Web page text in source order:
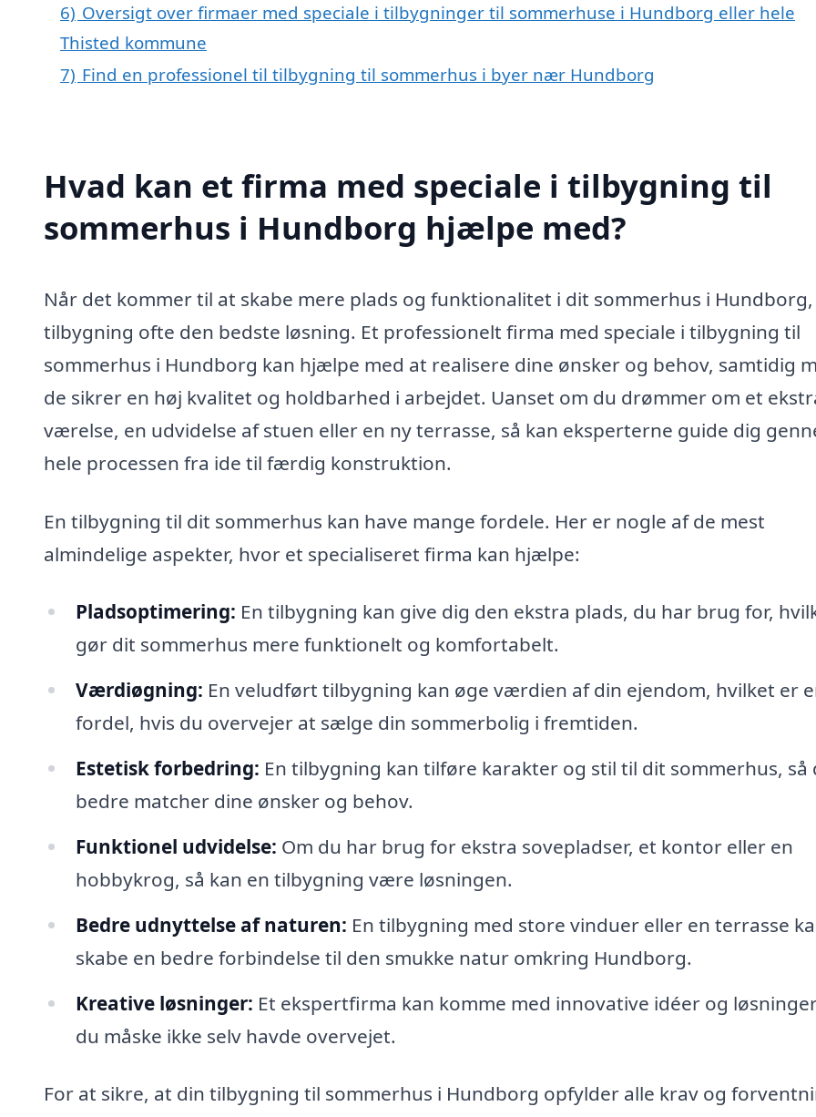
6) Oversigt over firmaer med speciale i tilbygninger til sommerhuse i Hundborg eller hele
Thisted kommune
7) Find en professionel til tilbygning til sommerhus i byer nær Hundborg
Hvad kan et firma med speciale i tilbygning til
sommerhus i Hundborg hjælpe med?
Når det kommer til at skabe mere plads og funktionalitet i dit sommerhus i
tilbygning ofte den bedste løsning. Et professionelt firma med speciale i tilbygning til
sommerhus i Hundborg kan hjælpe med at realisere dine ønsker og behov, samtidig
de sikrer en høj kvalitet og holdbarhed i arbejdet. Uanset om du drømmer om et
værelse, en udvidelse af stuen eller en ny terrasse, så kan eksperterne guide dig
hele processen fra ide til færdig konstruktion.
En tilbygning til dit sommerhus kan have mange fordele. Her er nogle af de mest
almindelige aspekter, hvor et specialiseret firma kan hjælpe:
Pladsoptimering: En tilbygning kan give dig den ekstra plads, du har brug for,
gør dit sommerhus mere funktionelt og komfortabelt.
Værdiøgning: En veludført tilbygning kan øge værdien af din ejendom, hvilket er
fordel, hvis du overvejer at sælge din sommerbolig i fremtiden.
Estetisk forbedring: En tilbygning kan tilføre karakter og stil til dit sommerhus, så
bedre matcher dine ønsker og behov.
Funktionel udvidelse: Om du har brug for ekstra sovepladser, et kontor eller en
hobbykrog, så kan en tilbygning være løsningen.
Bedre udnyttelse af naturen: En tilbygning med store vinduer eller en terrasse
skabe en bedre forbindelse til den smukke natur omkring Hundborg.
Kreative løsninger: Et ekspertfirma kan komme med innovative idéer og
du måske ikke selv havde overvejet.
For at sikre, at din tilbygning til sommerhus i Hundborg opfylder alle krav og